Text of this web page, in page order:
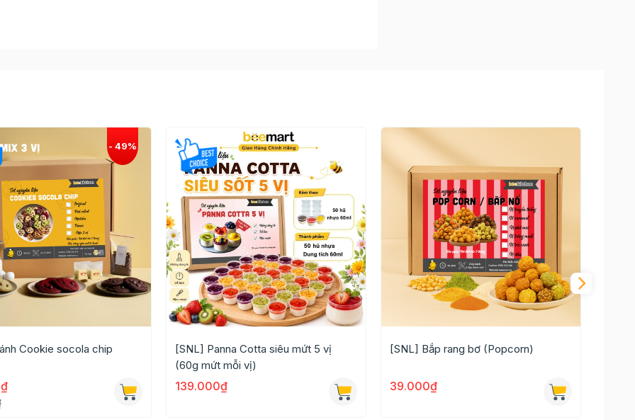
Cookie socola chip
[SNL] Panna Cotta siêu mứt 5 vị
(60g mứt mỗi vị)
139.000₫
[SNL] Bắp rang bơ (Popcorn)
39.000₫